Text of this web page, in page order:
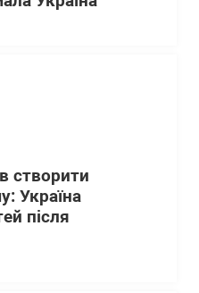
створити
Україна
після